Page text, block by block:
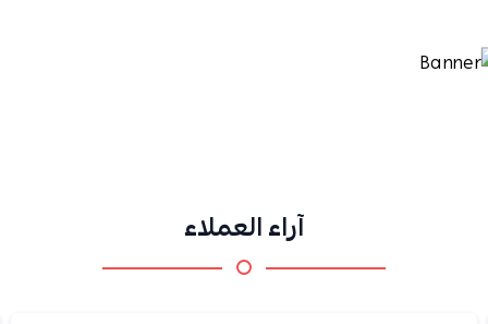
آراء العملاء